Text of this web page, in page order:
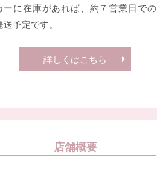
ーに在庫があれば、約７営業日での
送予定です。
詳しくはこちら
店舗概要